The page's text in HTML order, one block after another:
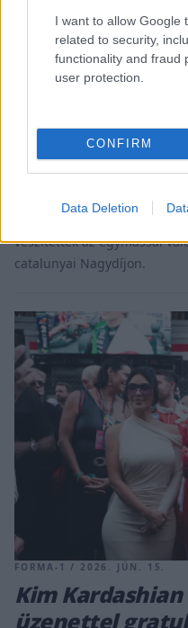
I want to allow Google
related to security,
functionality and fraud
user protection.
CONFIRM
Data Deletion
A Mercedes
Hamiltont, ha
Toto Wolff úgy véli, George
veszítettek az egymással
catalunyai Nagydíjon.
FORMA-1 / 2026. JÚN. 15.
Kim
üzenettel